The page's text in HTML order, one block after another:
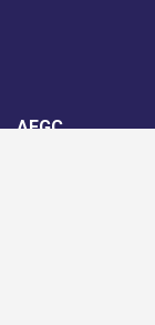
AFGC